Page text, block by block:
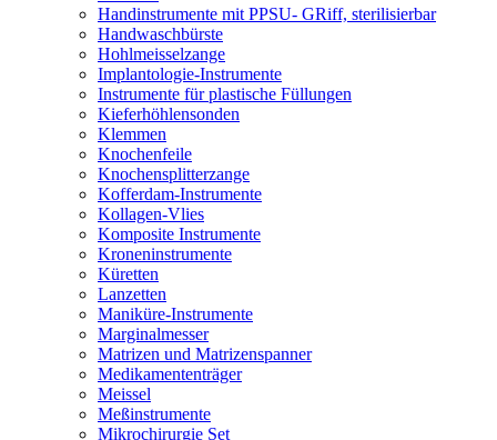
Handinstrumente mit PPSU- GRiff, sterilisierbar
Handwaschbürste
Hohlmeisselzange
Implantologie-Instrumente
Instrumente für plastische Füllungen
Kieferhöhlensonden
Klemmen
Knochenfeile
Knochensplitterzange
Kofferdam-Instrumente
Kollagen-Vlies
Komposite Instrumente
Kroneninstrumente
Küretten
Lanzetten
Maniküre-Instrumente
Marginalmesser
Matrizen und Matrizenspanner
Medikamententräger
Meissel
Meßinstrumente
Mikrochirurgie Set